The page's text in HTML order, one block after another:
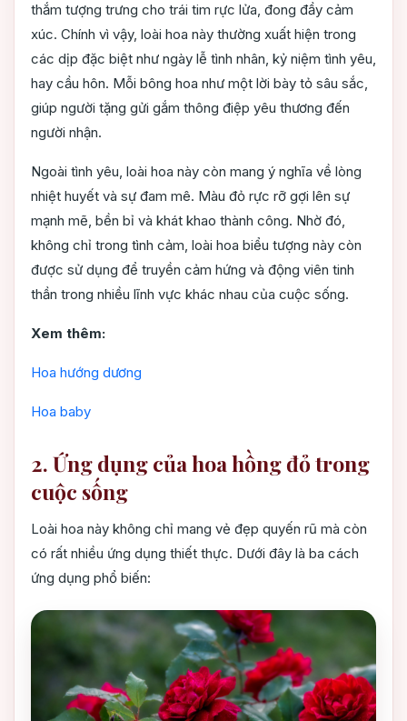
thắm tượng trưng cho trái tim rực lửa, đong đầy cảm
xúc. Chính vì vậy, loài hoa này thường xuất hiện trong
các dịp đặc biệt như ngày lễ tình nhân, kỷ niệm tình yêu,
hay cầu hôn. Mỗi bông hoa như một lời bày tỏ sâu sắc,
giúp người tặng gửi gắm thông điệp yêu thương đến
người nhận.
Ngoài tình yêu, loài hoa này còn mang ý nghĩa về lòng
nhiệt huyết và sự đam mê. Màu đỏ rực rỡ gợi lên sự
mạnh mẽ, bền bỉ và khát khao thành công. Nhờ đó,
không chỉ trong tình cảm, loài hoa biểu tượng này còn
được sử dụng để truyền cảm hứng và động viên tinh
thần trong nhiều lĩnh vực khác nhau của cuộc sống.
Xem thêm:
Hoa hướng dương
Hoa baby
2. Ứng dụng của hoa hồng đỏ trong
cuộc sống
Loài hoa này không chỉ mang vẻ đẹp quyến rũ mà còn
có rất nhiều ứng dụng thiết thực. Dưới đây là ba cách
ứng dụng phổ biến: